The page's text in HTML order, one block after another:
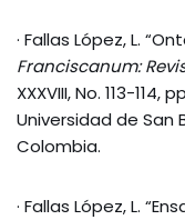
· Fallas López, L.
Franciscanum:
XXXVIII, No. 113-
Universidad de
Colombia.
· Fallas López, L.